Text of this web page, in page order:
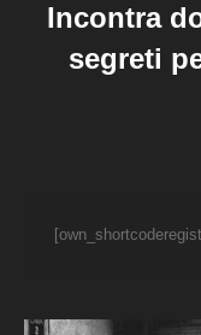
Incontra
segreti